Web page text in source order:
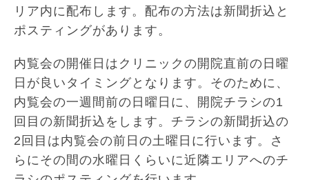
リア内に配布します。配布の方法は新聞折込と
ポスティングがあります。
内覧会の開催日はクリニックの開院直前の日曜
日が良いタイミングとなります。そのために、
内覧会の一週間前の日曜日に、開院チラシの1
回目の新聞折込をします。チラシの新聞折込の
2回目は内覧会の前日の土曜日に行います。さ
らにその間の水曜日くらいに近隣エリアへのチ